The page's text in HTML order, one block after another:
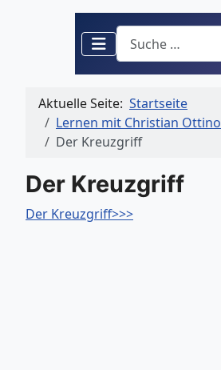
Suchen
Aktuelle Seite: Startseite
Lernen mit Christian Ottino
Der Kreuzgriff
Der Kreuzgriff
Der Kreuzgriff>>>